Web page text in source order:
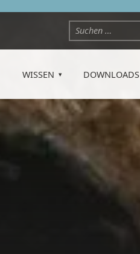
WISSEN DOWNLOADS